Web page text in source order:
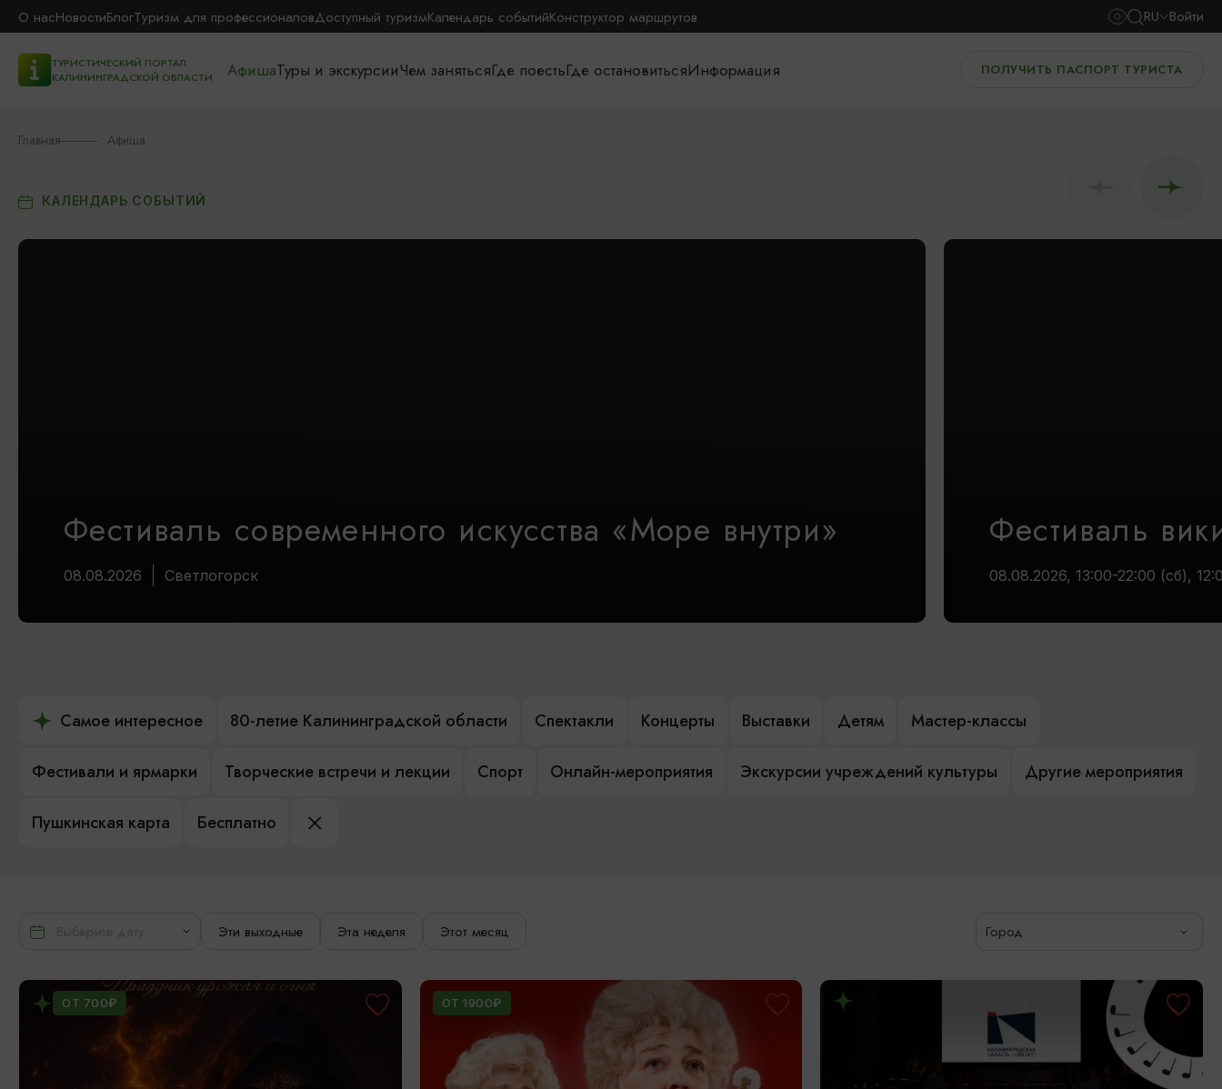
О насНовостиБлогТуризм для профессионаловДоступный туризмКалендарь событийКонструктор маршрутов RU Войти
ТУРИСТИЧЕСКИЙ ПОРТАЛ
КАЛИНИНГРАДСКОЙ ОБЛАСТИ
АфишаТуры и экскурсииЧем занятьсяГде поестьГде остановитьсяИнформация ПОЛУЧИТЬ ПАСПОРТ ТУРИСТА
Главная Афиша
КАЛЕНДАРЬ СОБЫТИЙ
Фестиваль современного искусства «Море внутри»
08.08.2026 Светлогорск
Фестиваль
08.08.2026, 13:00-22:00 (сб),
Самое интересное 80-летие Калининградской области Спектакли Концерты Выставки Детям Мастер-классы
Фестивали и ярмарки Творческие встречи и лекции Спорт Онлайн-мероприятия Экскурсии учреждений культуры Другие мероприятия
Пушкинская карта Бесплатно
Эти выходные Эта неделя Этот месяц Город
ОТ 700₽ ОТ 1900₽